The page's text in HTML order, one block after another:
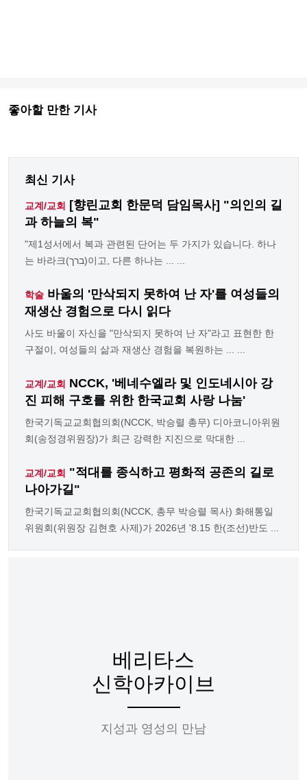
좋아할 만한 기사
최신 기사
교계/교회 [향린교회 한문덕 담임목사] "의인의 길
과 하늘의 복"
"제1성서에서 복과 관련된 단어는 두 가지가 있습니다. 하나
는 바라크(ברך)이고, 다른 하나는 ... ...
학술 바울의 '만삭되지 못하여 난 자'를 여성들의
재생산 경험으로 다시 읽다
사도 바울이 자신을 "만삭되지 못하여 난 자"라고 표현한 한
구절이, 여성들의 삶과 재생산 경험을 복원하는 ... ...
교계/교회 NCCK, '베네수엘라 및 인도네시아 강
진 피해 구호를 위한 한국교회 사랑 나눔'
한국기독교교회협의회(NCCK, 박승렬 총무) 디아코니아위원
회(송정경위원장)가 최근 강력한 지진으로 막대한 ...
교계/교회 "적대를 종식하고 평화적 공존의 길로
나아가길"
한국기독교교회협의회(NCCK, 총무 박승렬 목사) 화해통일
위원회(위원장 김현호 사제)가 2026년 '8.15 한(조선)반도 ...
베리타스
신학아카이브
지성과 영성의 만남